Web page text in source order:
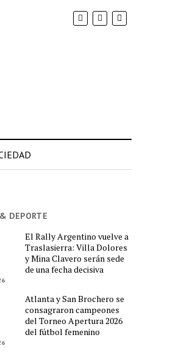
DEPORTE
El Rally Argentino vuelve a
Traslasierra: Villa Dolores
y Mina Clavero serán sede
de una fecha decisiva
Atlanta y San Brochero se
consagraron campeones
del Torneo Apertura 2026
del fútbol femenino